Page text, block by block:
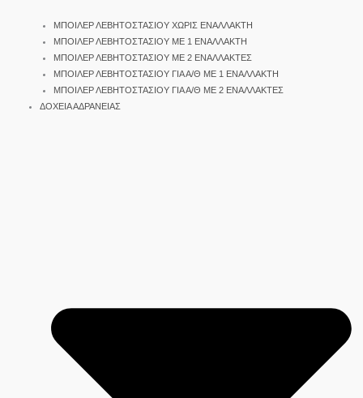
ΜΠΟΙΛΕΡ ΛΕΒΗΤΟΣΤΑΣΙΟΥ ΧΩΡΙΣ ΕΝΑΛΛΑΚΤΗ
ΜΠΟΙΛΕΡ ΛΕΒΗΤΟΣΤΑΣΙΟΥ ΜΕ 1 ΕΝΑΛΛΑΚΤΗ
ΜΠΟΙΛΕΡ ΛΕΒΗΤΟΣΤΑΣΙΟΥ ΜΕ 2 ΕΝΑΛΛΑΚΤΕΣ
ΜΠΟΙΛΕΡ ΛΕΒΗΤΟΣΤΑΣΙΟΥ ΓΙΑ Α/Θ ΜΕ 1 ΕΝΑΛΛΑΚΤΗ
ΜΠΟΙΛΕΡ ΛΕΒΗΤΟΣΤΑΣΙΟΥ ΓΙΑ Α/Θ ΜΕ 2 ΕΝΑΛΛΑΚΤΕΣ
ΔΟΧΕΙΑ ΑΔΡΑΝΕΙΑΣ